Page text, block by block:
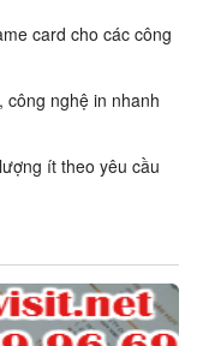
card cho các công
công nghệ in nhanh
ít theo yêu cầu